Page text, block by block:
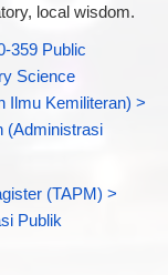
local wisdom.
359 Public
Science
Ilmu Kemiliteran) >
(Administrasi
(TAPM) >
Publik